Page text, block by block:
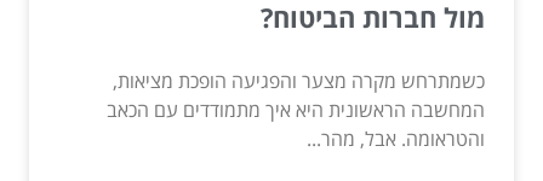
מול חברות הביטוח?
כשמתרחש מקרה מצער והפגיעה הופכת מציאות,
המחשבה הראשונית היא איך מתמודדים עם הכאב
והטראומה. אבל, מהר...